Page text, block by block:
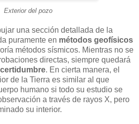
Exterior del pozo
una sección detallada de la
puramente en métodos geofísicos
métodos sísmicos. Mientras no se
directas, siempre quedará
. En cierta manera, el
de la Tierra es similar al que
humano si todo su estudio se
a través de rayos X, pero
su interior.